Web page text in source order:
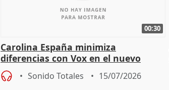
00:30
Carolina España minimiza
diferencias con Vox en el nuevo
Gobierno: "Lo importante es que sea
una legSonido Totales 15/07/2026